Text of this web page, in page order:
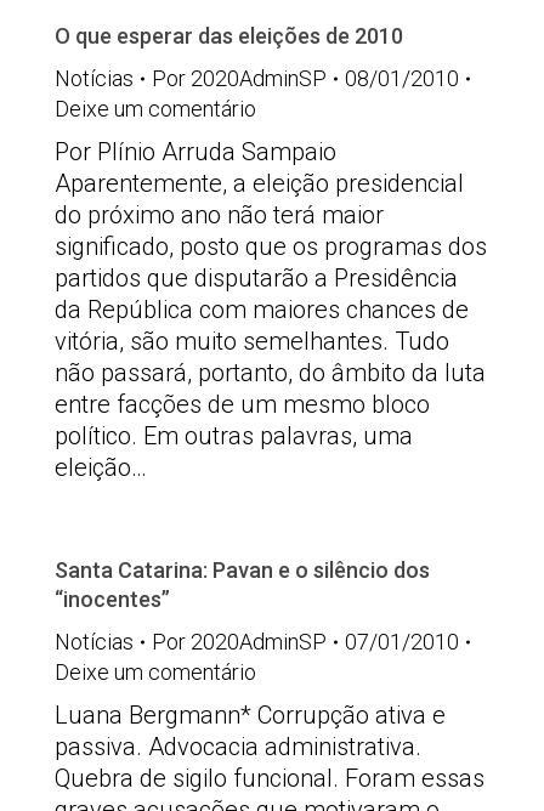
O que esperar das eleições de 2010
Notícias
Por 2020AdminSP
08/01/2010
Deixe um comentário
Por Plínio Arruda Sampaio
Aparentemente, a eleição presidencial
do próximo ano não terá maior
significado, posto que os programas dos
partidos que disputarão a Presidência
da República com maiores chances de
vitória, são muito semelhantes. Tudo
não passará, portanto, do âmbito da luta
entre facções de um mesmo bloco
político. Em outras palavras, uma
eleição…
Santa Catarina: Pavan e o silêncio dos
“inocentes”
Notícias
Por 2020AdminSP
07/01/2010
Deixe um comentário
Luana Bergmann* Corrupção ativa e
passiva. Advocacia administrativa.
Quebra de sigilo funcional. Foram essas